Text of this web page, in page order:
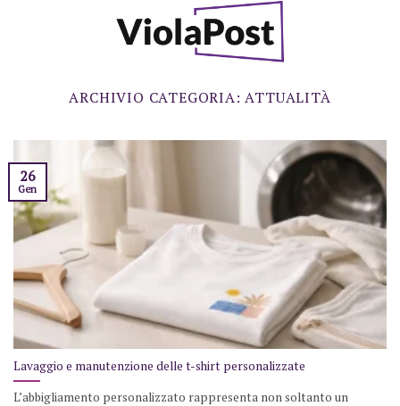
ARCHIVIO CATEGORIA:ATTUALITÀ
Lavaggio e manutenzione delle t-shirt personalizzate
L’abbigliamento personalizzato rappresenta non soltanto un
26
Gen